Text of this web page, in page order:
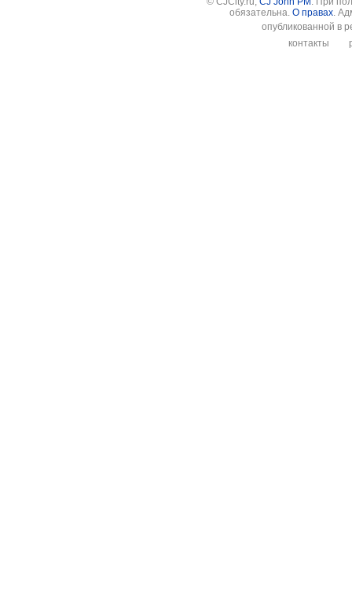
обязательна. О правах.
опубликованной в
контакты